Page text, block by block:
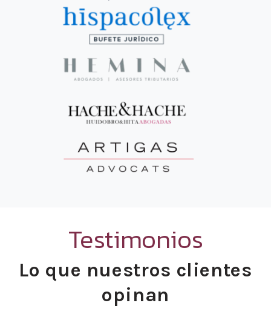
Testimonios
Lo que nuestros clientes
opinan